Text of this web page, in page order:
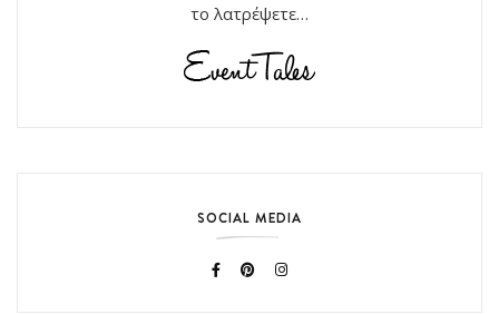
το λατρέψετε…
SOCIAL MEDIA